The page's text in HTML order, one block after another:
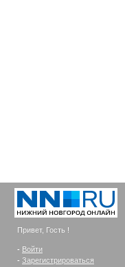
Привет, Гость !
- Войти
- Зарегистрироваться